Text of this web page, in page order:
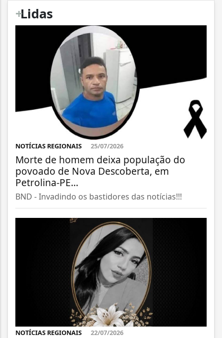
+
Lidas
NOTÍCIAS REGIONAIS 25/07/2026
Morte de homem deixa população do
povoado de Nova Descoberta, em
Petrolina-PE...
BND - Invadindo os bastidores das notícias!!!
NOTÍCIAS REGIONAIS 22/07/2026